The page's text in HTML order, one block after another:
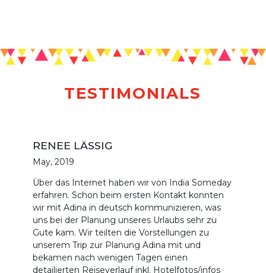
TESTIMONIALS
RENEE LÄSSIG
May, 2019
Über das Internet haben wir von India Someday
erfahren. Schon beim ersten Kontakt konnten
wir mit Adina in deutsch kommunizieren, was
uns bei der Planung unseres Urlaubs sehr zu
Gute kam. Wir teilten die Vorstellungen zu
unserem Trip zur Planung Adina mit und
bekamen nach wenigen Tagen einen
detailierten Reiseverlauf inkl. Hotelfotos/infos